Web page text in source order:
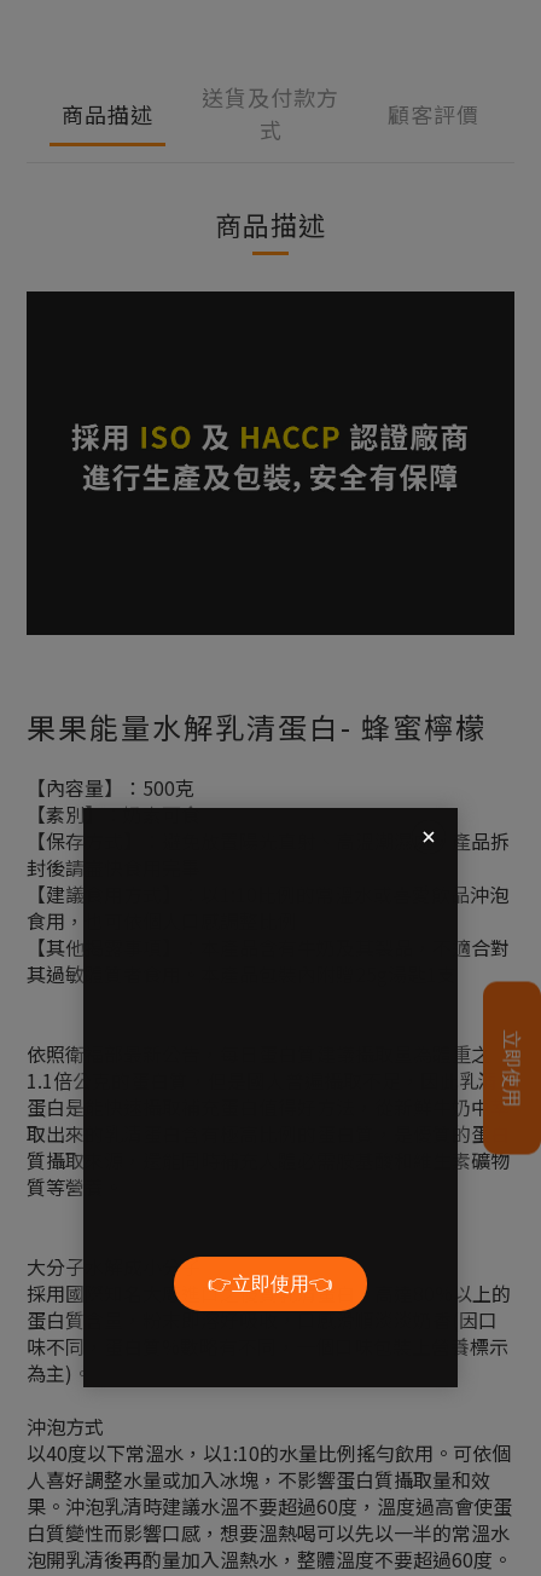
商品描述
送貨及付款方
式
顧客評價
商品描述
果果能量水解乳清蛋白- 蜂蜜檸檬
【內容量】：500克
【素別】：奶素可食
【保存方式】：避免放置陽光直射、高溫潮濕處，產品拆
封後請盡快食用完畢
【建議食用方式】：以1:10比例的常溫水或喜愛飲品沖泡
食用，也可依個人口感調整比例
【其他揭露事項】：本產品含有牛奶及其製品，不適合對
其過敏體質者食用。本產品包裝內附贈25g湯匙1支
依照衛福部最新公告，每日蛋白質建議攝取量為體重之
1.1倍公克的蛋白質，但是國人普遍攝取不足，因此乳清
蛋白是能快速攝取補充蛋白值得好方法，從新鮮牛奶中萃
取出來的乳清蛋白含有極高比例的蛋白質，是優質的蛋白
質攝取來源，還能同時補充人體必需胺基酸和維生素礦物
質等營養。
大分子水解成小分子
採用國際知名大廠進口之優質乳清蛋白，高達80%以上的
蛋白質含量，粉末即溶好吸收，口感滑順淡淡奶香(因口
味不同，蛋白質%數略有不同，一個口味包裝上營養標示
為主)。
沖泡方式
以40度以下常溫水，以1:10的水量比例搖勻飲用。可依個
人喜好調整水量或加入冰塊，不影響蛋白質攝取量和效
果。沖泡乳清時建議水溫不要超過60度，溫度過高會使蛋
白質變性而影響口感，想要溫熱喝可以先以一半的常溫水
泡開乳清後再酌量加入溫熱水，整體溫度不要超過60度。